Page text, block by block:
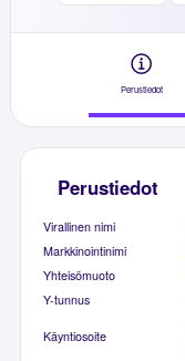
Perustiedot
Perustiedot
Virallinen nimi
Markkinointinimi
Yhteisömuoto
Y-tunnus
Käyntiosoite